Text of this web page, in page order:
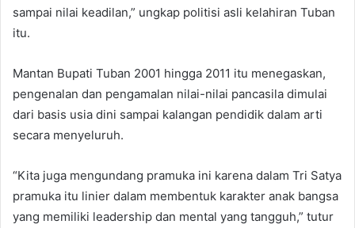
sampai nilai keadilan,” ungkap politisi asli kelahiran Tuban
itu.
Mantan Bupati Tuban 2001 hingga 2011 itu menegaskan,
pengenalan dan pengamalan nilai-nilai pancasila dimulai
dari basis usia dini sampai kalangan pendidik dalam arti
secara menyeluruh.
“Kita juga mengundang pramuka ini karena dalam Tri Satya
pramuka itu linier dalam membentuk karakter anak bangsa
yang memiliki leadership dan mental yang tangguh,” tutur